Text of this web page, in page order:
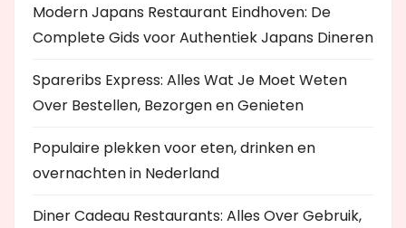
Modern Japans Restaurant Eindhoven: De
Complete Gids voor Authentiek Japans Dineren
Spareribs Express: Alles Wat Je Moet Weten
Over Bestellen, Bezorgen en Genieten
Populaire plekken voor eten, drinken en
overnachten in Nederland
Diner Cadeau Restaurants: Alles Over Gebruik,